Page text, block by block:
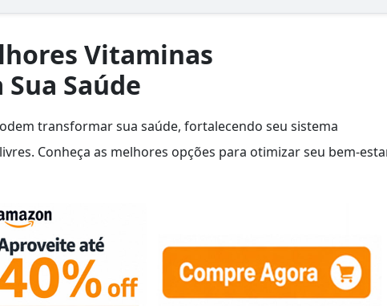
Vitaminas
Saúde
transformar sua saúde, fortalecendo seu sistema
Conheça as melhores opções para otimizar seu bem-